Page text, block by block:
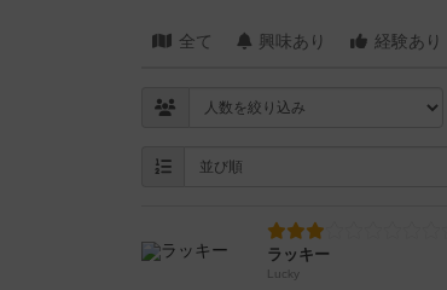
全て 興味あり 経験あり
ラッキー
Lucky